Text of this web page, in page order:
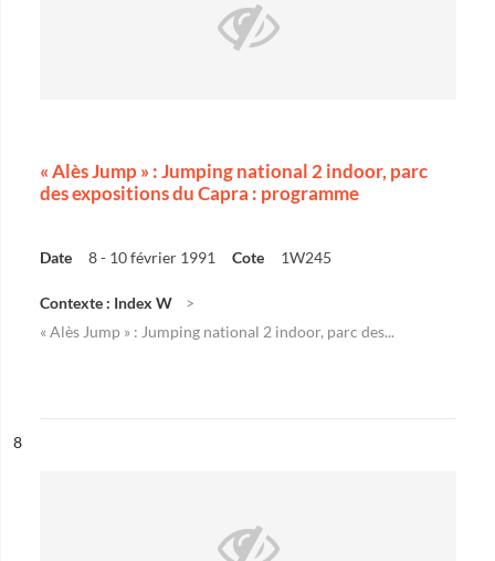
« Alès Jump » : Jumping national 2 indoor, parc
des expositions du Capra : programme
Date 8 - 10 février 1991 Cote 1W245
Contexte : Index W
« Alès Jump » : Jumping national 2 indoor, parc des...
n°
8